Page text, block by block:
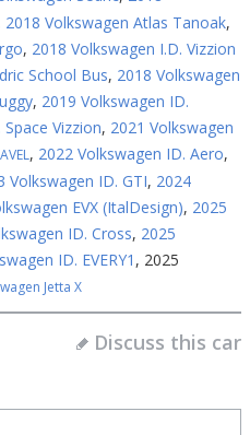
2018 Volkswagen Atlas Tanoak,
, 2018 Volkswagen I.D. Vizzion
School Bus, 2018 Volkswagen
, 2019 Volkswagen ID.
Vizzion, 2021 Volkswagen
, 2022 Volkswagen ID. Aero,
Volkswagen ID. GTI, 2024
EVX (ItalDesign), 2025
ID. Cross, 2025
ID. EVERY1 , 2025
Jetta X
Discuss this car